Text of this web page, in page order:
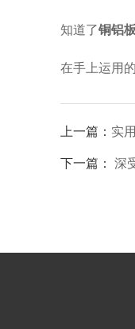
知道了铜铝
在手上运用
上一篇： 实
下一篇： 深